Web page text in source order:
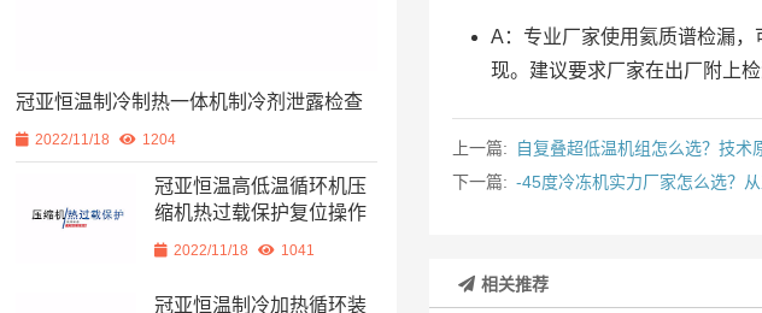
A：专业厂家使用氦质谱检漏
现。建议要求厂家在出厂附上检
上一篇:
自复叠超低温机组怎么选？技术
下一篇: -45度冷冻机实力厂家怎么选？
相关推荐
冠亚恒温制冷制热一体机制冷剂泄露检查
2022/11/18 1204
冠亚恒温高低温循环机压
缩机热过载保护复位操作
2022/11/18 1041
冠亚恒温制冷加热循环装